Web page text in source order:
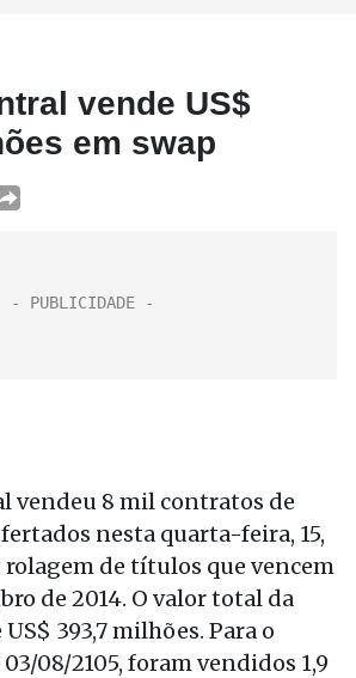
vende US$
em swap
vendeu 8 mil contratos de
nesta quarta-feira, 15,
rolagem de títulos que vencem
de 2014. O valor total da
393,7 milhões. Para o
08/2105, foram vendidos 1,9